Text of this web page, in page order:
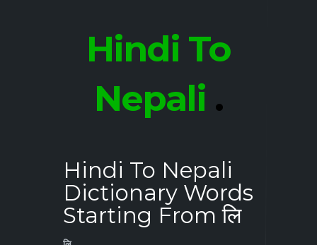
Hindi To
Nepali .
Hindi To Nepali
Dictionary Words
Starting From लि